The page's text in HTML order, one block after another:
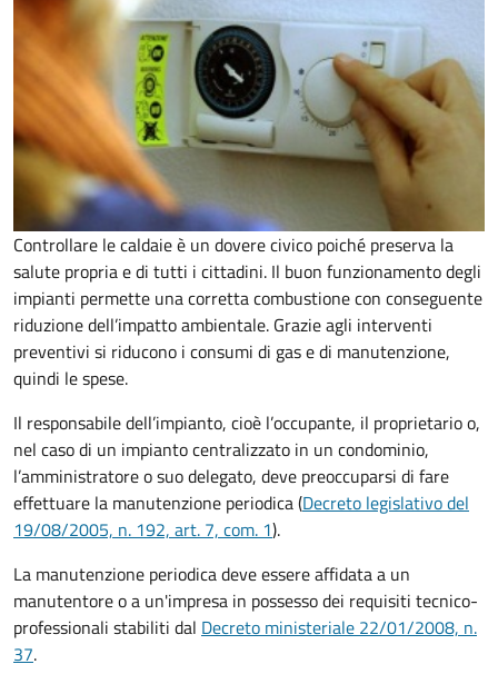
Controllare le caldaie è un dovere civico poiché preserva la
salute propria e di tutti i cittadini. Il buon funzionamento degli
impianti permette una corretta combustione con conseguente
riduzione dell’impatto ambientale. Grazie agli interventi
preventivi si riducono i consumi di gas e di manutenzione,
quindi le spese.
Il responsabile dell’impianto, cioè l’occupante, il proprietario o,
nel caso di un impianto centralizzato in un condominio,
l’amministratore o suo delegato, deve preoccuparsi di fare
effettuare la manutenzione periodica (Decreto legislativo del
19/08/2005, n. 192, art. 7, com. 1).
La manutenzione periodica deve essere affidata a un
manutentore o a un'impresa in possesso dei requisiti tecnico-
professionali stabiliti dal Decreto ministeriale 22/01/2008, n.
37.